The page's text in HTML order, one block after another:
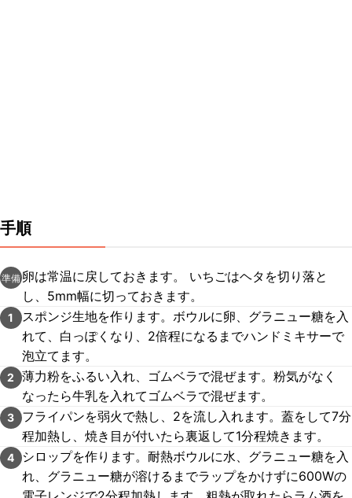
手順
準備 卵は常温に戻しておきます。 いちごはヘタを切り落と
し、5mm幅に切っておきます。
1
スポンジ生地を作ります。ボウルに卵、グラニュー糖を入
れて、白っぽくなり、2倍程になるまでハンドミキサーで
泡立てます。
2
薄力粉をふるい入れ、ゴムベラで混ぜます。粉気がなく
なったら牛乳を入れてゴムベラで混ぜます。
3
フライパンを弱火で熱し、2を流し入れます。蓋をして7分
程加熱し、焼き目が付いたら裏返して1分程焼きます。
4
シロップを作ります。耐熱ボウルに水、グラニュー糖を入
れ、グラニュー糖が溶けるまでラップをかけずに600Wの